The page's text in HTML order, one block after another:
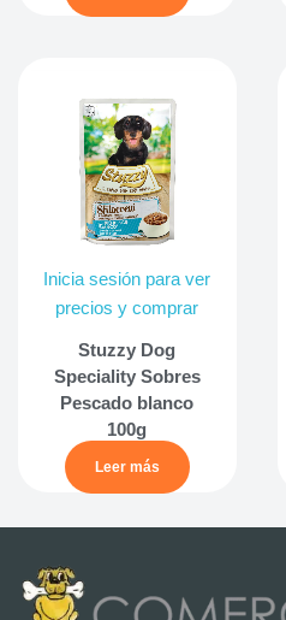
Inicia sesión para ver
precios y comprar
Stuzzy Dog
Speciality Sobres
Pescado blanco
100g
Leer más